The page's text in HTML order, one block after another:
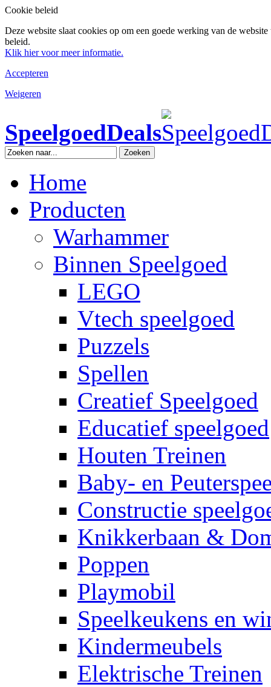
Cookie beleid
Deze website slaat cookies op om een goede werking van de
beleid.
Klik hier voor meer informatie.
Accepteren
Weigeren
SpeelgoedDeals
Zoeken
Home
Producten
Warhammer
Binnen Speelgoed
LEGO
Vtech speelgoed
Puzzels
Spellen
Creatief Speelgoed
Educatief speelgoed
Houten Treinen
Baby- en
Constructie
Knikkerbaan &
Poppen
Playmobil
Speelkeukens en
Kindermeubels
Elektrische Treinen